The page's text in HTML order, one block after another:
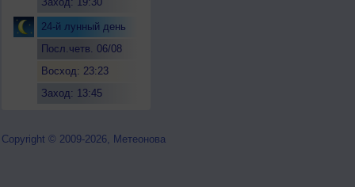
24-й лунный день
Посл.четв. 06/08
Восход: 23:23
Заход: 13:45
Copyright © 2009-2026, Метеонова